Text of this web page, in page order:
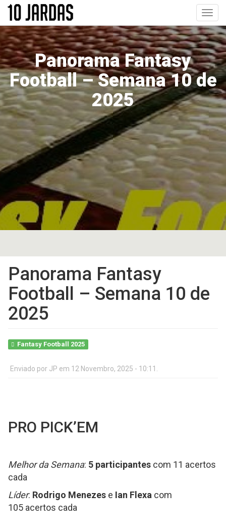
Pular
o
conteúdo
principal
Panorama Fantasy
Football – Semana 10 de
2025
Panorama Fantasy
Football – Semana 10 de
2025
Fantasy Football 2025
Enviado por JP em 12 Novembro, 2025 - 10:11.
PRO PICK’EM
Melhor da Semana: 5 participantes com 11 acertos
cada
Líder: Rodrigo Menezes e Ian Flexa com
105 acertos cada